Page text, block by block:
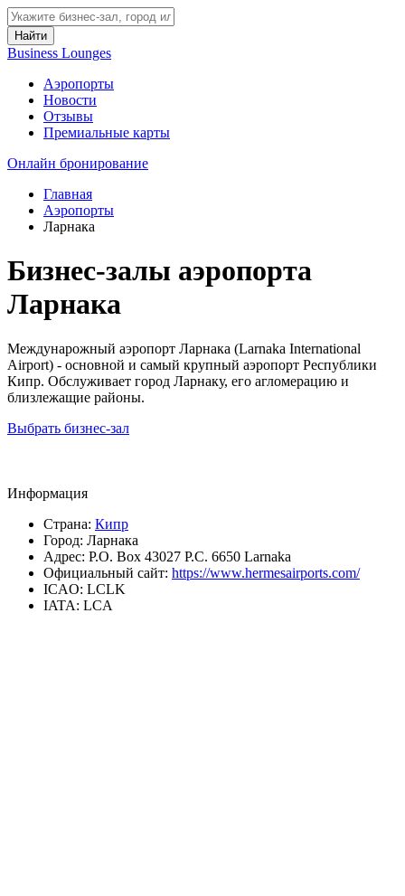
Найти
Business Lounges
Аэропорты
Новости
Отзывы
Премиальные карты
Онлайн бронирование
Главная
Аэропорты
Ларнака
Бизнес-залы аэропорта
Ларнака
Междунарожный аэропорт Ларнака (Larnaka International
Airport) - основной и самый крупный аэропорт Республики
Кипр. Обслуживает город Ларнаку, его агломерацию и
близлежащие районы.
Выбрать бизнес-зал
Информация
Страна: Кипр
Город: Ларнака
Адрес: P.O. Box 43027 P.C. 6650 Larnaka
Официальный сайт: https://www.hermesairports.com/
ICAO: LCLK
IATA: LCA